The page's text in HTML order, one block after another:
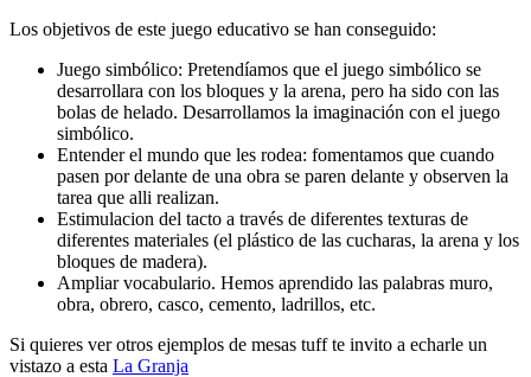
Los objetivos de este juego educativo se han conseguido:
Juego simbólico: Pretendíamos que el juego simbólico se
desarrollara con los bloques y la arena, pero ha sido con las
bolas de helado. Desarrollamos la imaginación con el juego
simbólico.
Entender el mundo que les rodea: fomentamos que cuando
pasen por delante de una obra se paren delante y observen la
tarea que alli realizan.
Estimulacion del tacto a través de diferentes texturas de
diferentes materiales (el plástico de las cucharas, la arena y los
bloques de madera).
Ampliar vocabulario. Hemos aprendido las palabras muro,
obra, obrero, casco, cemento, ladrillos, etc.
Si quieres ver otros ejemplos de mesas tuff te invito a echarle un
vistazo a esta La Granja